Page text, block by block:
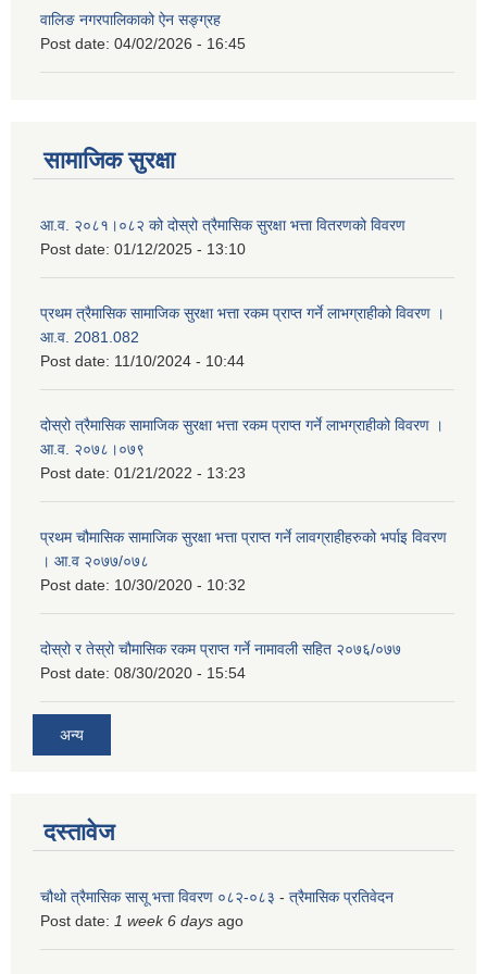
वालिङ नगरपालिकाको ऐन सङ्ग्रह
Post date: 04/02/2026 - 16:45
सामाजिक सुरक्षा
आ.व. २०८१।०८२ को दोस्रो त्रैमासिक सुरक्षा भत्ता वितरणको विवरण
Post date: 01/12/2025 - 13:10
प्रथम त्रैमासिक सामाजिक सुरक्षा भत्ता रकम प्राप्त गर्ने लाभग्राहीको विवरण ।
आ.व. 2081.082
Post date: 11/10/2024 - 10:44
दोस्रो त्रैमासिक सामाजिक सुरक्षा भत्ता रकम प्राप्त गर्ने लाभग्राहीको विवरण ।
आ.व. २०७८।०७९
Post date: 01/21/2022 - 13:23
प्रथम चौमासिक सामाजिक सुरक्षा भत्ता प्राप्त गर्ने लावग्राहीहरुको भर्पाइ विवरण
। आ.व २०७७/०७८
Post date: 10/30/2020 - 10:32
दोस्रो र तेस्रो चौमासिक रकम प्राप्त गर्ने नामावली सहित २०७६/०७७
Post date: 08/30/2020 - 15:54
अन्य
दस्तावेज
चौथो त्रैमासिक सासू भत्ता विवरण ०८२-०८३ - त्रैमासिक प्रतिवेदन
Post date: 1 week 6 days ago